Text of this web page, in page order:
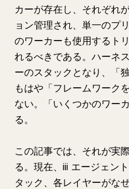
カーが存在し、それぞれ
ョン管理され、単一のプ
のワーカーも使用するト
れるべきである。ハーネ
ーのスタックとなり、「
もはや「フレームワーク
ない。「いくつかのワー
る。
この記事では、それが実
る。現在、iii エージェン
タック、各レイヤーがな